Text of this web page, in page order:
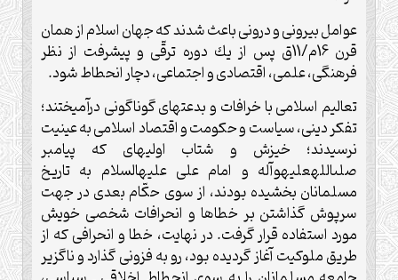
عوامل بيرونى و درونى باعث شدند كه جهان اسلام از همان
قرن 16م/11ق پس از يك دوره ترقّى و پيشرفت از نظر
فرهنگى، علمى، اقتصادى‏ و اجتماعى، دچار انحطاط شود.
تعاليم اسلامى با خرافات و بدعت‏هاى گوناگونى درآميختند؛
تفكر دينى، سياست و حكومت و اقتصاد اسلامى به عينيت
نرسيدند؛ خيزش و شتاب اوليه‏اى كه پيامبر
صلى‏الله‏عليه‏و‏آله و امام على عليه‏السلام به تاريخ
مسلمانان بخشيده بودند، از سوى حكّام بعدى در جهت
سرپوش گذاشتن بر خطاها و انحرافات شخصى خويش
مورد استفاده قرار گرفت. در نهايت، خطا و انحرافى كه از
طريق ملوكيت آغاز گرديده بود، رو به فزونى گذارد و ناگزير